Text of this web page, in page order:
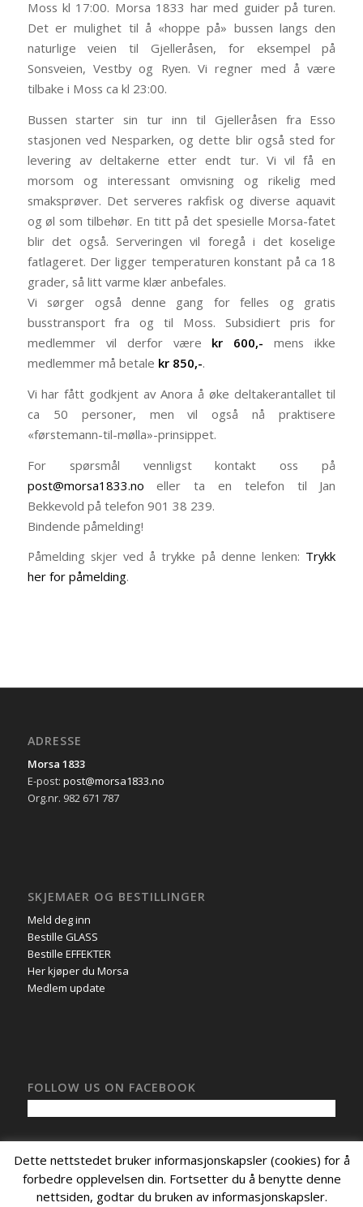
Moss kl 17:00. Morsa 1833 har med guider på turen.
Det er mulighet til å «hoppe på» bussen langs den
naturlige veien til Gjelleråsen, for eksempel på
Sonsveien, Vestby og Ryen. Vi regner med å være
tilbake i Moss ca kl 23:00.
Bussen starter sin tur inn til Gjelleråsen fra Esso
stasjonen ved Nesparken, og dette blir også sted for
levering av deltakerne etter endt tur. Vi vil få en
morsom og interessant omvisning og rikelig med
smaksprøver. Det serveres rakfisk og diverse aquavit
og øl som tilbehør. En titt på det spesielle Morsa-fatet
blir det også. Serveringen vil foregå i det koselige
fatlageret. Der ligger temperaturen konstant på ca 18
grader, så litt varme klær anbefales.
Vi sørger også denne gang for felles og gratis
busstransport fra og til Moss. Subsidiert pris for
medlemmer vil derfor være kr 600,- mens ikke
medlemmer må betale kr 850,-.
Vi har fått godkjent av Anora å øke deltakerantallet til
ca 50 personer, men vil også nå praktisere
«førstemann-til-mølla»-prinsippet.
For spørsmål vennligst kontakt oss på
post@morsa1833.no eller ta en telefon til Jan
Bekkevold på telefon 901 38 239.
Bindende påmelding!
Påmelding skjer ved å trykke på denne lenken: Trykk
her for påmelding.
ADRESSE
Morsa 1833
E-post: post@morsa1833.no
Org.nr. 982 671 787
SKJEMAER OG BESTILLINGER
Meld deg inn
Bestille GLASS
Bestille EFFEKTER
Her kjøper du Morsa
Medlem update
FOLLOW US ON FACEBOOK
© Copyright - Morsa Aquavit 1833,Nettside levert av CoreTrek AS.
Dette nettstedet bruker informasjonskapsler (cookies) for å
forbedre opplevelsen din. Fortsetter du å benytte denne
nettsiden, godtar du bruken av informasjonskapsler.